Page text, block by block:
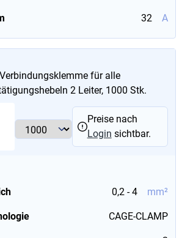
32 A
Verbindungsklemme für alle
2 Leiter, 1000 Stk.
0,2 - 4 mm²
CAGE-CLAMP
Preise nach
Login sichtbar.